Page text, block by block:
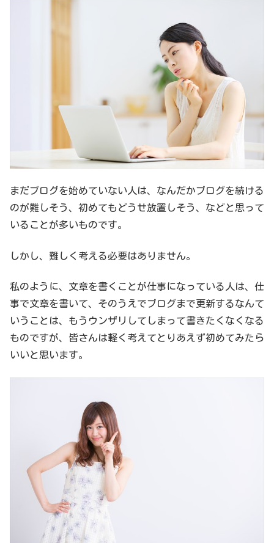
まだブログを始めていない人は、なんだかブログを続ける
のが難しそう、初めてもどうせ放置しそう、などと思って
いることが多いものです。
しかし、難しく考える必要はありません。
私のように、文章を書くことが仕事になっている人は、仕
事で文章を書いて、そのうえでブログまで更新するなんて
いうことは、もうウンザリしてしまって書きたくなくなる
ものですが、皆さんは軽く考えてとりあえず初めてみたら
いいと思います。